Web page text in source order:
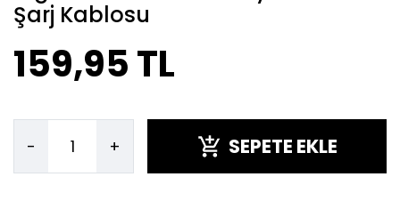
Şarj Kablosu
159,95 TL
- + SEPETE EKLE